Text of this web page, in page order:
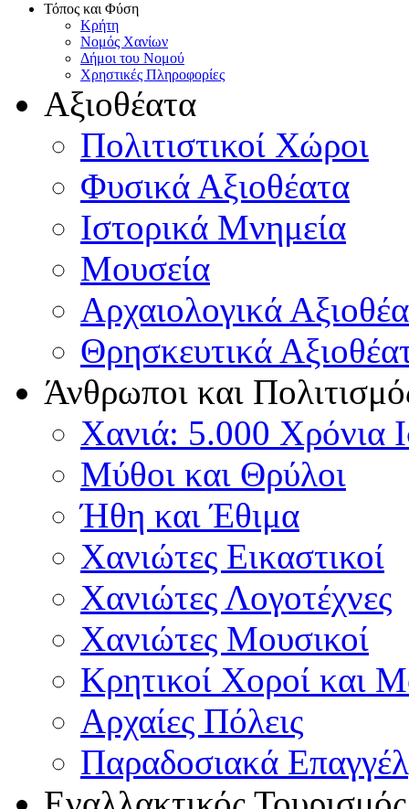
Τόπος και Φύση
Κρήτη
Νομός Χανίων
Δήμοι του Νομού
Χρηστικές Πληροφορίες
Αξιοθέατα
Πολιτιστικοί Χώροι
Φυσικά Αξιοθέατα
Ιστορικά Μνημεία
Μουσεία
Αρχαιολογικά
Θρησκευτικά
Άνθρωποι και
Χανιά: 5.000 Χρόνια
Μύθοι και Θρύλοι
Ήθη και Έθιμα
Χανιώτες Εικαστικοί
Χανιώτες Λογοτέχνες
Χανιώτες Μουσικοί
Κρητικοί Χοροί και
Αρχαίες Πόλεις
Παραδοσιακά